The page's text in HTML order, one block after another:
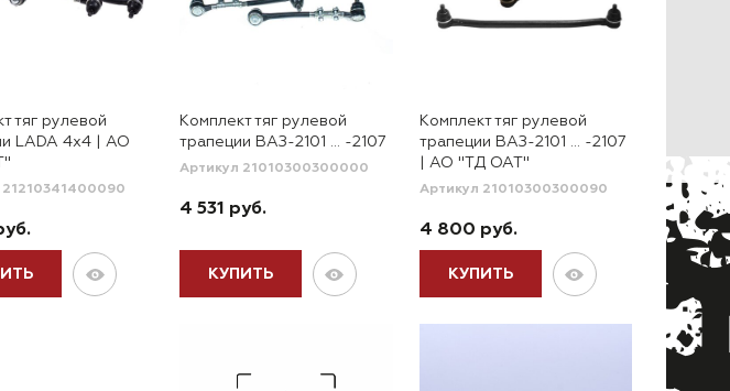
тяг рулевой
LADA 4x4 | АО
21210341400090
Комплект тяг рулевой
трапеции ВАЗ-2101 … -2107
Артикул 21010300300000
4 531 руб.
КУПИТЬ
Комплект тяг рулевой
трапеции ВАЗ-2101 … -2107
| АО "ТД ОАТ"
Артикул 21010300300090
4 800 руб.
КУПИТЬ